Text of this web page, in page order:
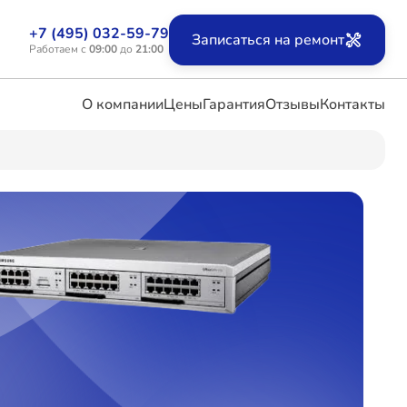
+7 (495) 032-59-79
Работаем с 09:00до 21:00 Записаться на ремонт
О компанииЦеныГарантияОтзывыКонтакты